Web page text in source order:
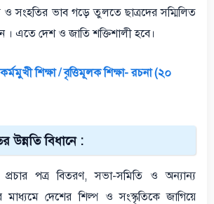
সংহতির ভাব গড়ে তুলতে ছাত্রদের সম্মিলিত
। এতে দেশ ও জাতি শক্তিশালী হবে।
শিক্ষা / বৃত্তিমূলক শিক্ষা- রচনা (২০
উন্নতি বিধানে :
প্রচার পত্র বিতরণ, সভা-সমিতি ও অন্যান্য
মাধ্যমে দেশের শিল্প ও সংস্কৃতিকে জাগিয়ে